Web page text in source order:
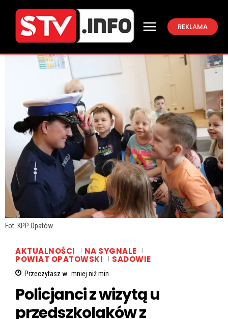
REKLAMA
Fot. KPP Opatów
AKTUALNOŚCI NA SYGNALE
POWIAT OPATOWSKI SADOWIE
Przeczytasz w mniej niżmin.
Policjanci z wizytą u
przedszkolaków z